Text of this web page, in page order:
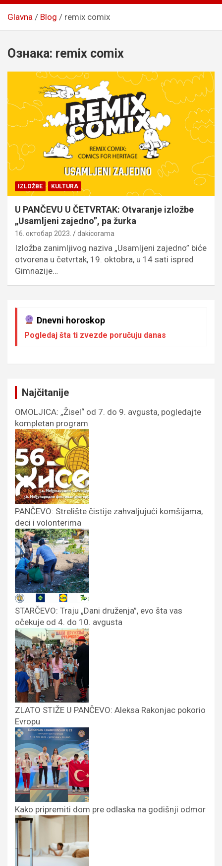
Glavna Blog remix comix
Ознака: remix comix
IZLOŽBE KULTURA
U PANČEVU U ČETVRTAK: Otvaranje izložbe
„Usamljeni zajedno”, pa žurka
16. октобар 2023. dakicorama
Izložba zanimljivog naziva „Usamljeni zajedno” biće
otvorena u četvrtak, 19. oktobra, u 14 sati ispred
Gimnazije…
Dnevni horoskop
Pogledaj šta ti zvezde poručuju danas
Najčitanije
OMOLJICA: „Žisel“ od 7. do 9. avgusta, pogledajte
kompletan program
PANČEVO: Strelište čistije zahvaljujući komšijama,
deci i volonterima
STARČEVO: Traju „Dani druženja”, evo šta vas
očekuje od 4. do 10. avgusta
ZLATO STIŽE U PANČEVO: Aleksa Rakonjac pokorio
Evropu
Kako pripremiti dom pre odlaska na godišnji odmor